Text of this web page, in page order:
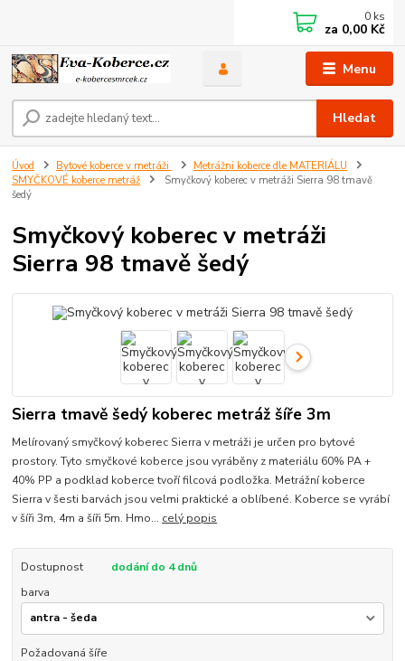
Menu
Hledat
0 ks
za 0,00 Kč
Úvod Bytové koberce v metráži
Metrážni koberce dle MATERIÁLU
SMYČKOVÉ koberce metráž
Smyčkový koberec v metráži Sierra 98 tmavě
šedý
Smyčkový koberec v metráži
Sierra 98 tmavě šedý
Sierra tmavě šedý koberec metráž šíře 3m
Melírovaný smyčkový koberec Sierra v metráži je určen pro bytové
prostory. Tyto smyčkové koberce jsou vyráběny z materiálu 60% PA +
40% PP a podklad koberce tvoří filcová podložka. Metrážní koberce
Sierra v šesti barvách jsou velmi praktické a oblíbené. Koberce se vyrábí
v šíři 3m, 4m a šíři 5m. Hmo... celý popis
Dostupnost
dodání do 4 dnů
barva
Požadovaná šíře